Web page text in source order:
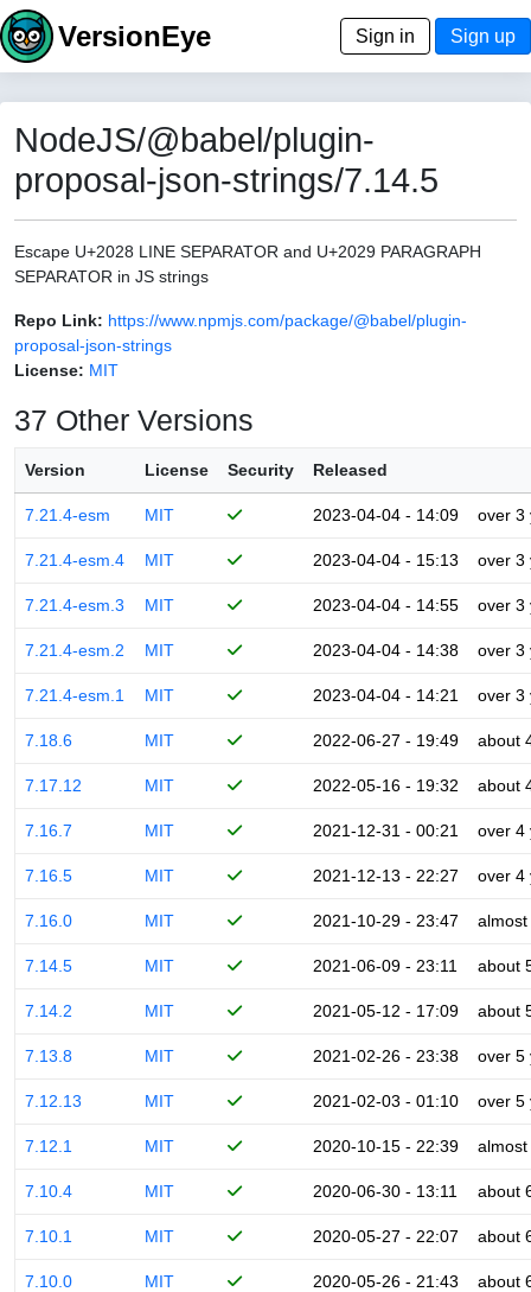
VersionEye Sign in Sign up
NodeJS/@babel/plugin-
proposal-json-strings/7.14.5
Escape U+2028 LINE SEPARATOR and U+2029 PARAGRAPH
SEPARATOR in JS strings
Repo Link: https://www.npmjs.com/package/@babel/plugin-
proposal-json-strings
License: MIT
37 Other Versions
Version License Security Released
7.21.4-esm MIT 2023-04-04 - 14:09 over 3
7.21.4-esm.4 MIT 2023-04-04 - 15:13 over 3
7.21.4-esm.3 MIT 2023-04-04 - 14:55 over 3
7.21.4-esm.2 MIT 2023-04-04 - 14:38 over 3
7.21.4-esm.1 MIT 2023-04-04 - 14:21 over 3
7.18.6 MIT 2022-06-27 - 19:49 about
7.17.12 MIT 2022-05-16 - 19:32 about
7.16.7 MIT 2021-12-31 - 00:21 over 4
7.16.5 MIT 2021-12-13 - 22:27 over 4
7.16.0 MIT 2021-10-29 - 23:47
7.14.5 MIT 2021-06-09 - 23:11 about
7.14.2 MIT 2021-05-12 - 17:09 about
7.13.8 MIT 2021-02-26 - 23:38 over 5
7.12.13 MIT 2021-02-03 - 01:10 over 5
7.12.1 MIT 2020-10-15 - 22:39
7.10.4 MIT 2020-06-30 - 13:11 about
7.10.1 MIT 2020-05-27 - 22:07 about
7.10.0 MIT 2020-05-26 - 21:43 about